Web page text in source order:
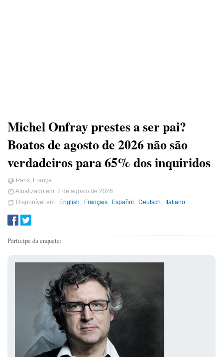
Michel Onfray prestes a ser pai?
Boatos de agosto de 2026 não são
verdadeiros para 65% dos inquiridos
Paris, França
Atualizado em: 7 de agosto de 2026
Disponível em
English Français Español Deutsch Italiano
Participe da enquete: